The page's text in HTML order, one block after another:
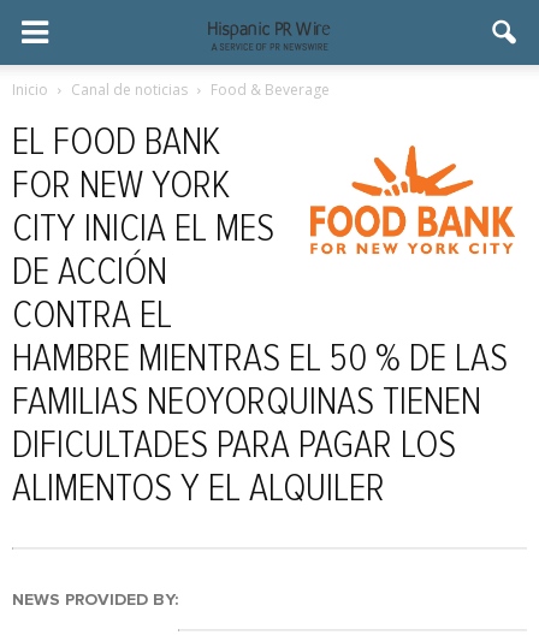
Inicio Canal de noticias Food & Beverage
EL FOOD BANK
FOR NEW YORK
CITY INICIA EL MES
DE ACCIÓN
CONTRA EL
HAMBRE MIENTRAS EL 50 % DE LAS
FAMILIAS NEOYORQUINAS TIENEN
DIFICULTADES PARA PAGAR LOS
ALIMENTOS Y EL ALQUILER
NEWS PROVIDED BY: